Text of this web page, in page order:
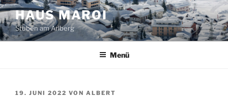
Zum
Inhalt
springen
HAUS MAROI
Stuben am Arlberg
Menü
VERÖFFENTLICHT
19. JUNI 2022 VON ALBERT